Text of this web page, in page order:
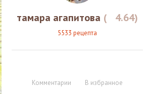
тамара агапитова ( 4.64)
5533 рецепта
Комментарии В избранное